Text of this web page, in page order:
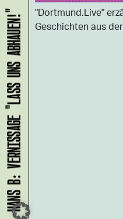
"Dortmund.Live"
Geschichten aus
HANS B: VERNISSAGE "LASS UNS ABHAUEN!"